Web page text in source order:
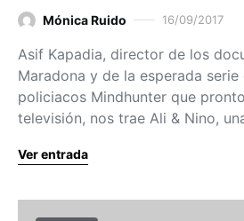
Mónica Ruido 16/09/2017
Asif Kapadia, director de los
Maradona y de la esperada serie
policiacos Mindhunter que
televisión, nos trae Ali & Nino,
Ver entrada